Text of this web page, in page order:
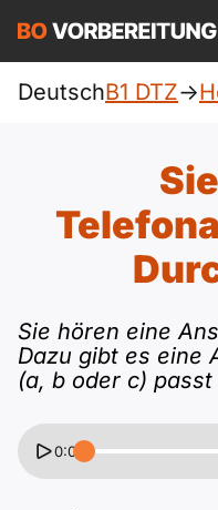
DTZ
Beruf
Goethe
ÖSD
Englisch
Türkisch
Ukrainisch
Russisch
A1 Allgemein
A1 telc
A1 ÖIF
A2 Allgemein
A2 DTZ
A2 Goethe
B1 Allgemein
B1 DTZ
B1 Beruf
B2
B2 Allgemein
B2 Beruf
Blog
Webinare
Einloggen
DeutschB1 DTZ->
Sie hören eine
Dazu gibt es eine
(a, b oder c)
0:00